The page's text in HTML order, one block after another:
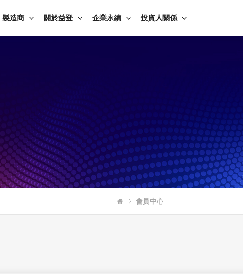
製造商 關於益登 企業永續 投資人關係
會員中心